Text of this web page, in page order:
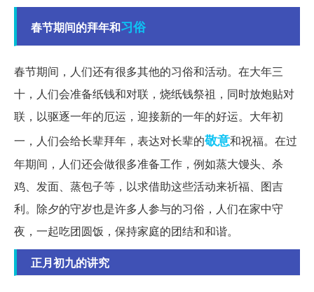
春节期间的拜年和习俗
春节期间，人们还有很多其他的习俗和活动。在大年三
十，人们会准备纸钱和对联，烧纸钱祭祖，同时放炮贴对
联，以驱逐一年的厄运，迎接新的一年的好运。大年初
一，人们会给长辈拜年，表达对长辈的敬意和祝福。在过
年期间，人们还会做很多准备工作，例如蒸大馒头、杀
鸡、发面、蒸包子等，以求借助这些活动来祈福、图吉
利。除夕的守岁也是许多人参与的习俗，人们在家中守
夜，一起吃团圆饭，保持家庭的团结和和谐。
正月初九的讲究